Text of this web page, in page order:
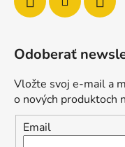
Odoberať
Vložte svoj e-mail a
o nových produktoch
Email